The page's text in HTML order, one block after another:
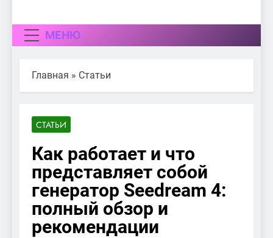
МЕНЮ
Главная » Статьи
СТАТЬИ
Как работает и что
представляет собой
генератор Seedream 4:
полный обзор и
рекомендации